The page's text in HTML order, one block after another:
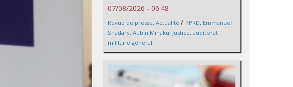
07/08/2026 - 06:48
Revue de presse, Actualité / PPRD, Emmanuel
Shadary, Aubin Minaku, Justice, auditorat
militaire general